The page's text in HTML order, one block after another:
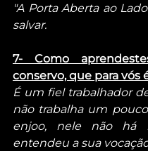
"A Porta Aberta ao
salvar.
7- Como
conservo, que para
É um fiel trabalhador
não trabalha um
enjoo, nele não há
entendeu a sua